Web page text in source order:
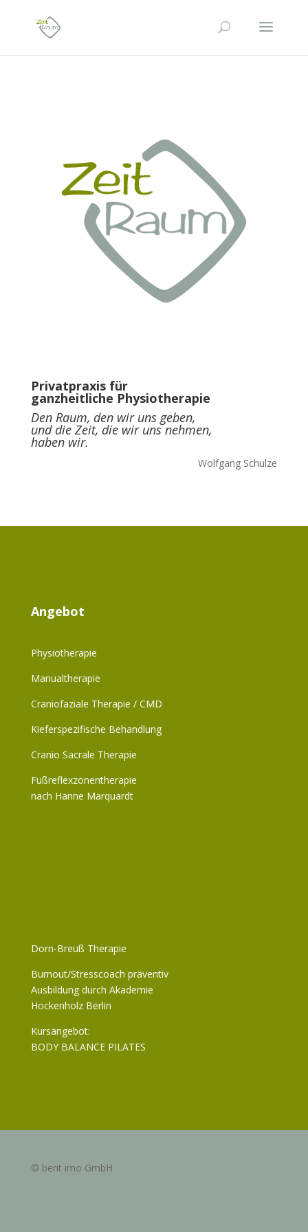
Privatpraxis für
ganzheitliche Physiotherapie
Den Raum, den wir uns geben,
und die Zeit, die wir uns nehmen,
haben wir.
Wolfgang Schulze
Angebot
Physiotherapie
Manualtherapie
Craniofaziale Therapie / CMD
Kieferspezifische Behandlung
Cranio Sacrale Therapie
Fußreflexzonentherapie
nach Hanne Marquardt
Dorn-Breuß Therapie
Burnout/Stresscoach präventiv
Ausbildung durch Akademie
Hockenholz Berlin
Kursangebot:
BODY BALANCE PILATES
© berit imo GmbH